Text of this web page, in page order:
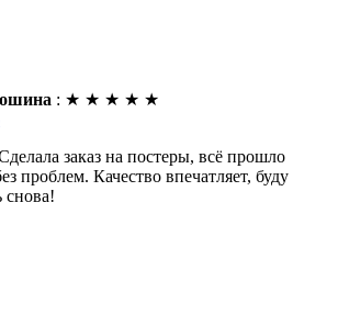
: ★ ★ ★ ★ ★
заказ на постеры, всё прошло
проблем. Качество впечатляет, буду
снова!